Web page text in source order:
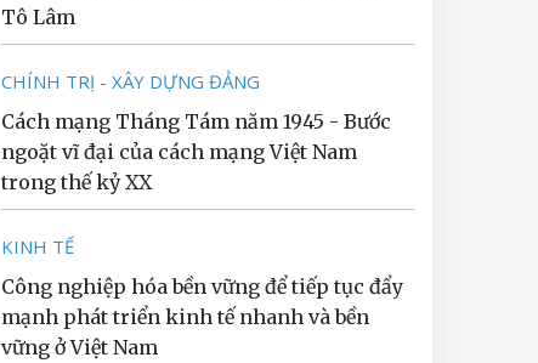
Tô Lâm
CHÍNH TRỊ - XÂY DỰNG ĐẢNG
Cách mạng Tháng Tám năm 1945 - Bước
ngoặt vĩ đại của cách mạng Việt Nam
trong thế kỷ XX
KINH TẾ
Công nghiệp hóa bền vững để tiếp tục đẩy
mạnh phát triển kinh tế nhanh và bền
vững ở Việt Nam